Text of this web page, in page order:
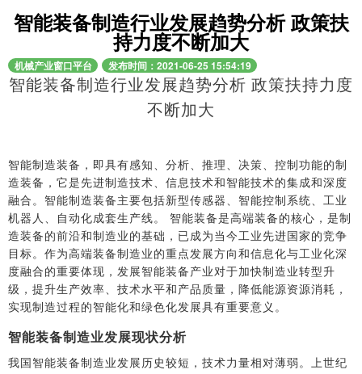
智能装备制造行业发展趋势分析 政策扶
持力度不断加大
机械产业窗口平台 发布时间：2021-06-25 15:54:19
智能装备制造行业发展趋势分析 政策扶持力度
不断加大
智能制造装备，即具有感知、分析、推理、决策、控制功能的制
造装备，它是先进制造技术、信息技术和智能技术的集成和深度
融合。智能制造装备主要包括新型传感器、智能控制系统、工业
机器人、自动化成套生产线。 智能装备是高端装备的核心，是制
造装备的前沿和制造业的基础，已成为当今工业先进国家的竞争
目标。作为高端装备制造业的重点发展方向和信息化与工业化深
度融合的重要体现，发展智能装备产业对于加快制造业转型升
级，提升生产效率、技术水平和产品质量，降低能源资源消耗，
实现制造过程的智能化和绿色化发展具有重要意义。
智能装备制造业发展现状分析
我国智能装备制造业发展历史较短，技术力量相对薄弱。上世纪